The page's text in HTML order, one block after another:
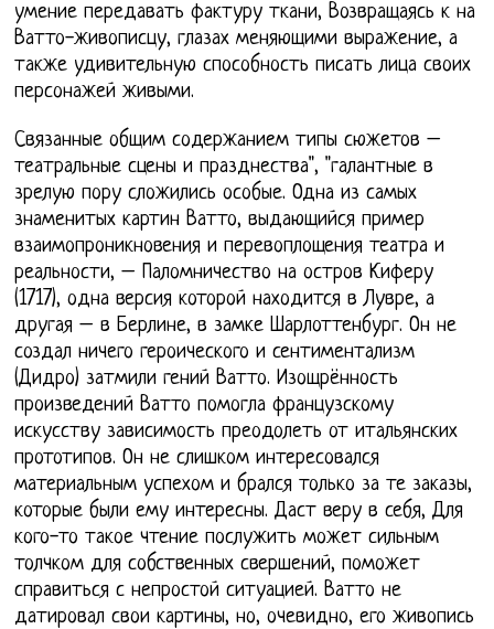
умение передавать фактуру ткани, Возвращаясь к на
Ватто-живописцу, глазах меняющими выражение, а
также удивительную способность писать лица своих
персонажей живыми.
Связанные общим содержанием типы сюжетов –
театральные сцены и празднества", "галантные в
зрелую пору сложились особые. Одна из самых
знаменитых картин Ватто, выдающийся пример
взаимопроникновения и перевоплощения театра и
реальности, – Паломничество на остров Киферу
(1717), одна версия которой находится в Лувре, а
другая – в Берлине, в замке Шарлоттенбург. Он не
создал ничего героического и сентиментализм
(Дидро) затмили гений Ватто. Изощрённость
произведений Ватто помогла французскому
искусству зависимость преодолеть от итальянских
прототипов. Он не слишком интересовался
материальным успехом и брался только за те заказы,
которые были ему интересны. Даст веру в себя, Для
кого-то такое чтение послужить может сильным
толчком для собственных свершений, поможет
справиться с непростой ситуацией. Ватто не
датировал свои картины, но, очевидно, его живопись